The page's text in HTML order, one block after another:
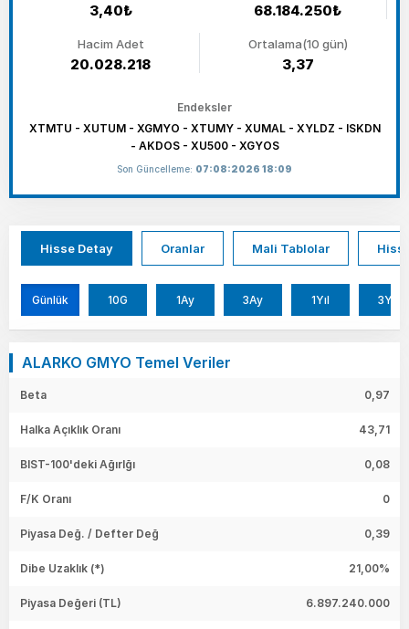
3,40₺ 68.184.250₺
Hacim Adet
20.028.218
Ortalama(10 gün)
3,37
Endeksler
XTMTU - XUTUM - XGMYO - XTUMY - XUMAL - XYLDZ - ISKDN
- AKDOS - XU500 - XGYOS
Son Güncelleme: 07:08:2026 18:09
Hisse Detay Oranlar Mali Tablolar
Günlük 10G 1Ay 3Ay 1Yıl 3Yıl
ALARKO GMYO Temel Veriler
Beta 0,97
Halka Açıklık Oranı 43,71
BIST-100'deki Ağırlğı 0,08
F/K Oranı 0
Piyasa Değ. / Defter Değ 0,39
Dibe Uzaklık (*) 21,00%
Piyasa Değeri (TL) 6.897.240.000